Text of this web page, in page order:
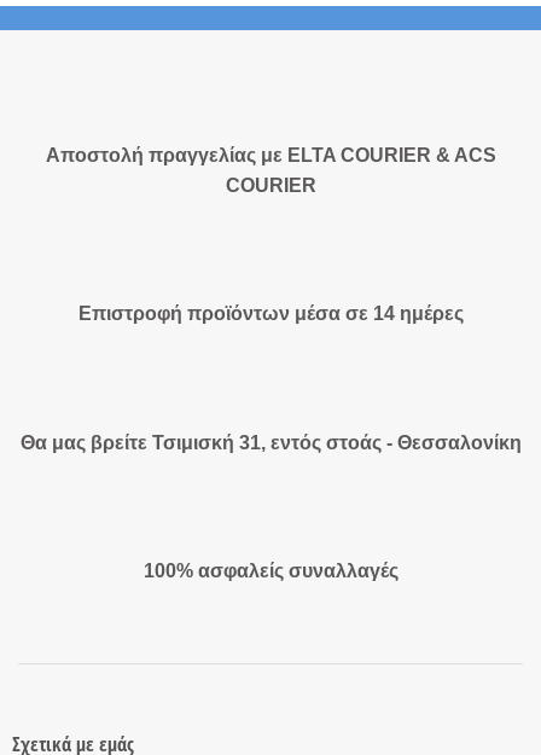
Αποστολή πραγγελίας με ELTA COURIER & ACS
COURIER
Επιστροφή προϊόντων μέσα σε 14 ημέρες
Θα μας βρείτε Τσιμισκή 31, εντός στοάς - Θεσσαλονίκη
100% ασφαλείς συναλλαγές
Σχετικά με εμάς